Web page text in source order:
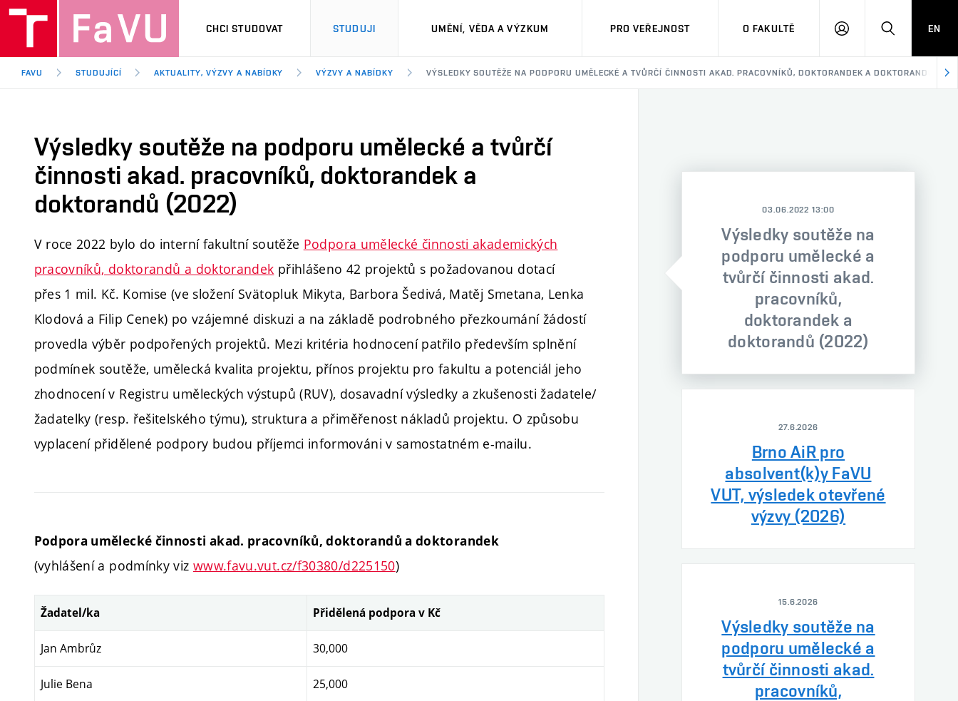
CHCI STUDOVAT STUDUJI UMĚNÍ, VĚDA A VÝZKUM PRO VEŘEJNOST O FAKULTĚ
PŘIHLÁSITHLEDAT
EN
FAVU STUDUJÍCÍ AKTUALITY, VÝZVY A NABÍDKY VÝZVY A NABÍDKY VÝSLEDKY SOUTĚŽE NA PODPORU UMĚLECKÉ A TVŮRČÍ ČINNOSTI AKAD. PRACOVNÍKŮ, DOKTORANDEK A DOKTORANDŮ
Výsledky soutěže na podporu umělecké a tvůrčí
činnosti akad. pracovníků, doktorandek a
doktorandů (2022)
V roce 2022 bylo do interní fakultní soutěže Podpora umělecké činnosti akademických
pracovníků, doktorandů a doktorandek přihlášeno 42 projektů s požadovanou dotací
přes 1 mil. Kč. Komise (ve složení Svätopluk Mikyta, Barbora Šedivá, Matěj Smetana, Lenka
Klodová a Filip Cenek) po vzájemné diskuzi a na základě podrobného přezkoumání žádostí
provedla výběr podpořených projektů. Mezi kritéria hodnocení patřilo především splnění
podmínek soutěže, umělecká kvalita projektu, přínos projektu pro fakultu a potenciál jeho
zhodnocení v Registru uměleckých výstupů (RUV), dosavadní výsledky a zkušenosti žadatele/
žadatelky (resp. řešitelského týmu), struktura a přiměřenost nákladů projektu. O způsobu
vyplacení přidělené podpory budou příjemci informováni v samostatném e-mailu.
Podpora umělecké činnosti akad. pracovníků, doktorandů a doktorandek
(vyhlášení a podmínky viz www.favu.vut.cz/f30380/d225150)
Žadatel/ka Přidělená podpora v Kč
Jan Ambrůz 30,000
Julie Bena 25,000
03.06.2022 13:00
Výsledky soutěže na
podporu umělecké a
tvůrčí činnosti akad.
pracovníků,
doktorandek a
doktorandů (2022)
27.6.2026
Brno AiR pro
absolvent(k)y FaVU
VUT, výsledek otevřené
výzvy (2026)
15.6.2026
Výsledky soutěže na
podporu umělecké a
tvůrčí činnosti akad.
pracovníků,